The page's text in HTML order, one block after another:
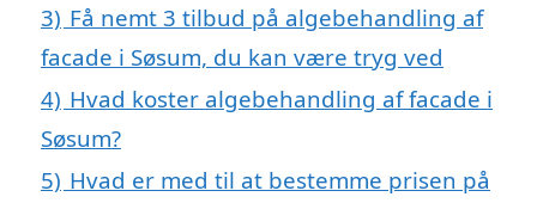
3) Få nemt 3 tilbud på algebehandling af
facade i Søsum, du kan være tryg ved
4) Hvad koster algebehandling af facade i
Søsum?
5) Hvad er med til at bestemme prisen på